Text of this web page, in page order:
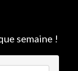
semaine !